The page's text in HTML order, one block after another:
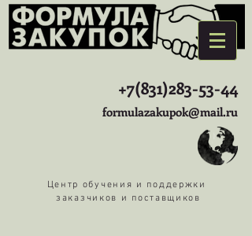
+7(831)283-53-44
formulazakupok@mail.ru
Центр обучения и поддержки
заказчиков и поставщиков